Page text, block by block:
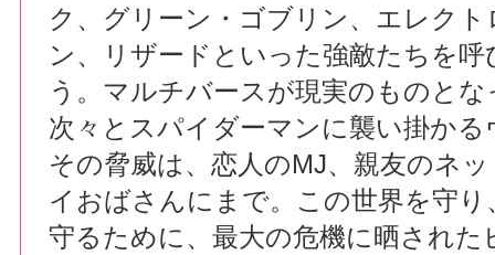
ク、グリーン・ゴブリン、エレク
ン、リザードといった強敵たちを
う。マルチバースが現実のものと
次々とスパイダーマンに襲い掛か
その脅威は、恋人のMJ、親友のネ
イおばさんにまで。この世界を守り
守るために、最大の危機に晒された